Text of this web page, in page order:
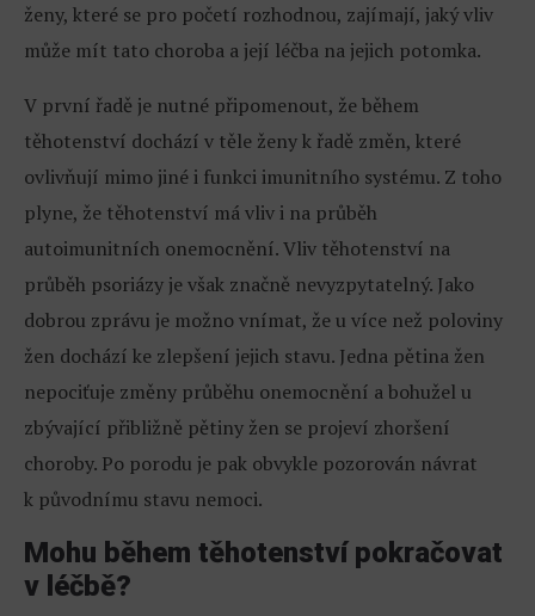
ženy, které se pro početí rozhodnou, zajímají, jaký vliv
může mít tato choroba a její léčba na jejich potomka.
V první řadě je nutné připomenout, že během
těhotenství dochází v těle ženy k řadě změn, které
ovlivňují mimo jiné i funkci imunitního systému. Z toho
plyne, že těhotenství má vliv i na průběh
autoimunitních onemocnění. Vliv těhotenství na
průběh psoriázy je však značně nevyzpytatelný. Jako
dobrou zprávu je možno vnímat, že u více než poloviny
žen dochází ke zlepšení jejich stavu. Jedna pětina žen
nepociťuje změny průběhu onemocnění a bohužel u
zbývající přibližně pětiny žen se projeví zhoršení
choroby. Po porodu je pak obvykle pozorován návrat
k původnímu stavu nemoci.
Mohu během těhotenství pokračovat
v léčbě?